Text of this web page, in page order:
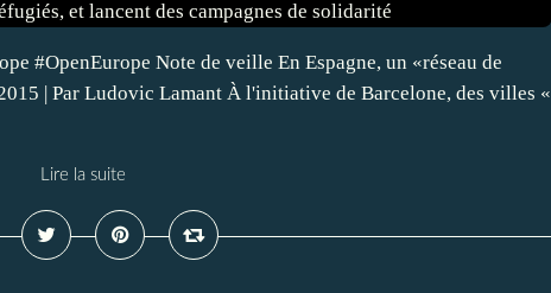
#OpenEurope Note de veille En Espagne, un «réseau de
| Par Ludovic Lamant À l'initiative de Barcelone, des villes «
Lire la suite